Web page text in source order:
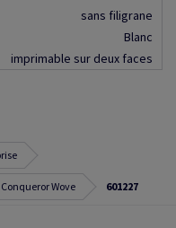
sans filigrane
Blanc
imprimable sur deux faces
Conqueror Wove 601227